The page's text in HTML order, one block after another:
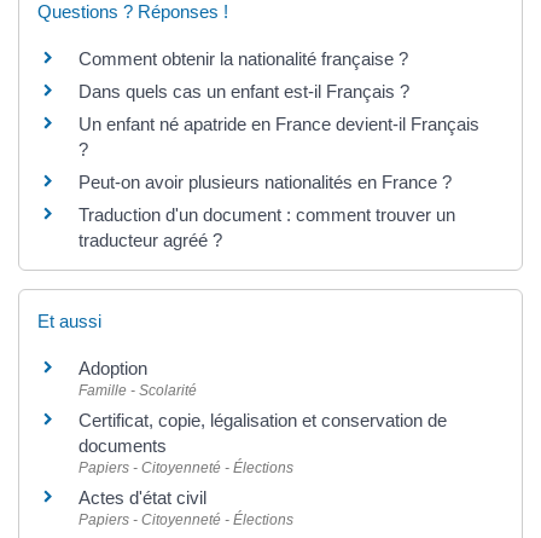
Questions ? Réponses !
Comment obtenir la nationalité française ?
Dans quels cas un enfant est-il Français ?
Un enfant né apatride en France devient-il Français
?
Peut-on avoir plusieurs nationalités en France ?
Traduction d'un document : comment trouver un
traducteur agréé ?
Et aussi
Adoption
Famille - Scolarité
Certificat, copie, légalisation et conservation de
documents
Papiers - Citoyenneté - Élections
Actes d'état civil
Papiers - Citoyenneté - Élections